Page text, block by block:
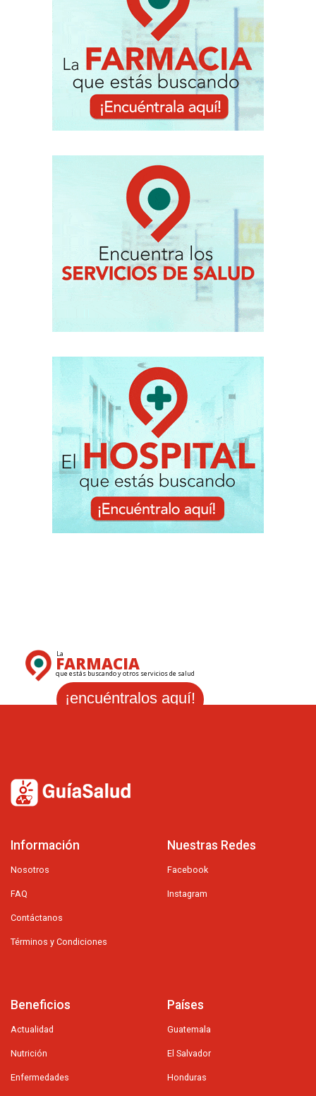
¡encuéntralos aquí!
La
FARMACIA
que estás buscando y otros servicios de salud
Información
Nosotros
FAQ
Contáctanos
Términos y Condiciones
Nuestras Redes
Facebook
Instagram
Beneficios
Actualidad
Nutrición
Enfermedades
Países
Guatemala
El Salvador
Honduras